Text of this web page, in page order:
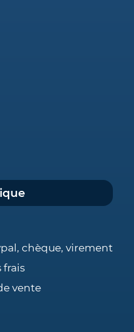
chèque, virement
frais
vente